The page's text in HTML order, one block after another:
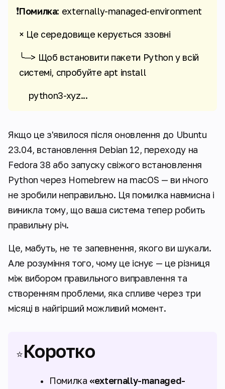
❗Помилка: externally-managed-environment
× Це середовище керується ззовні
╰─> Щоб встановити пакети Python у всій
системі, спробуйте apt install
python3-xyz...
Якщо це з'явилося після оновлення до Ubuntu
23.04, встановлення Debian 12, переходу на
Fedora 38 або запуску свіжого встановлення
Python через Homebrew на macOS — ви нічого
не зробили неправильно. Ця помилка навмисна і
виникла тому, що ваша система тепер робить
правильну річ.
Це, мабуть, не те запевнення, якого ви шукали.
Але розуміння того, чому це існує — це різниця
між вибором правильного виправлення та
створенням проблеми, яка спливе через три
місяці в найгірший можливий момент.
⭐Коротко
Помилка «externally-managed-